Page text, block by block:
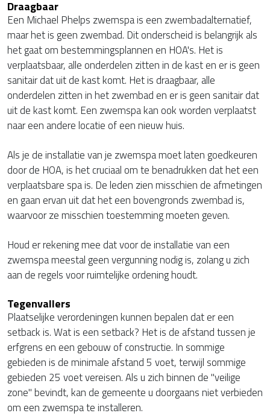
Draagbaar
Een Michael Phelps zwemspa is een zwembadalternatief,
maar het is geen zwembad. Dit onderscheid is belangrijk als
het gaat om bestemmingsplannen en HOA's. Het is
verplaatsbaar, alle onderdelen zitten in de kast en er is geen
sanitair dat uit de kast komt. Het is draagbaar, alle
onderdelen zitten in het zwembad en er is geen sanitair dat
uit de kast komt. Een zwemspa kan ook worden verplaatst
naar een andere locatie of een nieuw huis.
Als je de installatie van je zwemspa moet laten goedkeuren
door de HOA, is het cruciaal om te benadrukken dat het een
verplaatsbare spa is. De leden zien misschien de afmetingen
en gaan ervan uit dat het een bovengronds zwembad is,
waarvoor ze misschien toestemming moeten geven.
Houd er rekening mee dat voor de installatie van een
zwemspa meestal geen vergunning nodig is, zolang u zich
aan de regels voor ruimtelijke ordening houdt.
Tegenvallers
Plaatselijke verordeningen kunnen bepalen dat er een
setback is. Wat is een setback? Het is de afstand tussen je
erfgrens en een gebouw of constructie. In sommige
gebieden is de minimale afstand 5 voet, terwijl sommige
gebieden 25 voet vereisen. Als u zich binnen de "veilige
zone" bevindt, kan de gemeente u doorgaans niet verbieden
om een zwemspa te installeren.